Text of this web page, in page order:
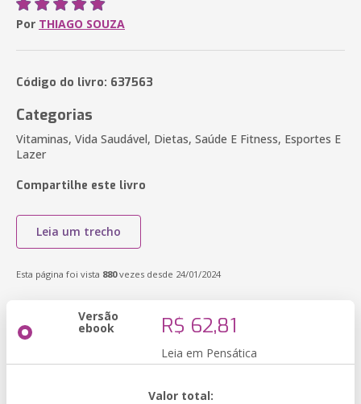
Por THIAGO SOUZA
Código do livro: 637563
Categorias
Vitaminas, Vida Saudável, Dietas, Saúde E Fitness, Esportes E
Lazer
Compartilhe este livro
Leia um trecho
Esta página foi vista 880vezes desde 24/01/2024
Versão
ebook R$ 62,81
Leia em Pensática
Valor total: